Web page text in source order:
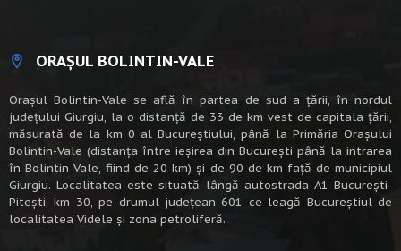
ORAȘUL BOLINTIN-VALE
Oraşul Bolintin-Vale se află în partea de sud a ţării, în nordul
judeţului Giurgiu, la o distanţă de 33 de km vest de capitala țării,
măsurată de la km 0 al Bucureștiului, până la Primăria Orașului
Bolintin-Vale (distanța între ieșirea din București până la intrarea
în Bolintin-Vale, fiind de 20 km) şi de 90 de km faţă de municipiul
Giurgiu. Localitatea este situată lângă autostrada A1 Bucureşti-
Piteşti, km 30, pe drumul judeţean 601 ce leagă Bucureştiul de
localitatea Videle şi zona petroliferă.